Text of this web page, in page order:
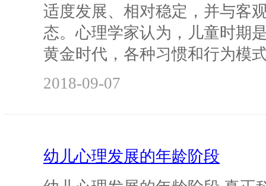
适度发展、相对稳定，并与客
态。心理学家认为，儿童时期
黄金时代，各种习惯和行为模
2018-09-07
幼儿心理发展的年龄阶段